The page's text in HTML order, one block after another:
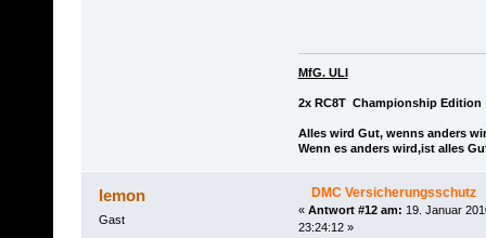
MfG. ULI
2x RC8T Championship Edition
Alles wird Gut, wenns anders
Wenn es anders wird,ist alles
lemon
Gast
DMC Versicherungsschutz
« Antwort #12 am: 19. Januar
23:24:12 »